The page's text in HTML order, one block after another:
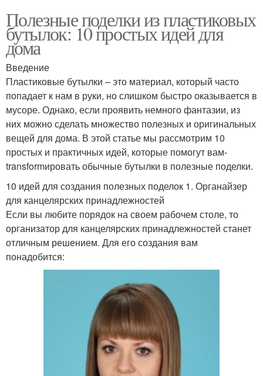
Полезные поделки из пластиковых
бутылок: 10 простых идей для
дома
Введение
Пластиковые бутылки – это материал, который часто
попадает к нам в руки, но слишком быстро оказывается в
мусоре. Однако, если проявить немного фантазии, из
них можно сделать множество полезных и оригинальных
вещей для дома. В этой статье мы рассмотрим 10
простых и практичных идей, которые помогут вам-
transformировать обычные бутылки в полезные поделки.
10 идей для создания полезных поделок 1. Органайзер
для канцелярских принадлежностей
Если вы любите порядок на своем рабочем столе, то
организатор для канцелярских принадлежностей станет
отличным решением. Для его создания вам
понадобится: